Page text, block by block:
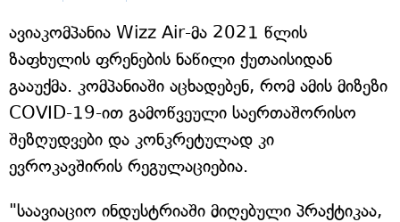
ავიაკომპანია Wizz Air-მა 2021 წლის
ზაფხულის ფრენების ნაწილი ქუთაისიდან
გააუქმა. კომპანიაში აცხადებენ, რომ ამის მიზეზი
COVID-19-ით გამოწვეული საერთაშორისო
შეზღუდვები და კონკრეტულად კი
ევროკავშირის რეგულაციებია.
"საავიაციო ინდუსტრიაში მიღებული პრაქტიკაა,